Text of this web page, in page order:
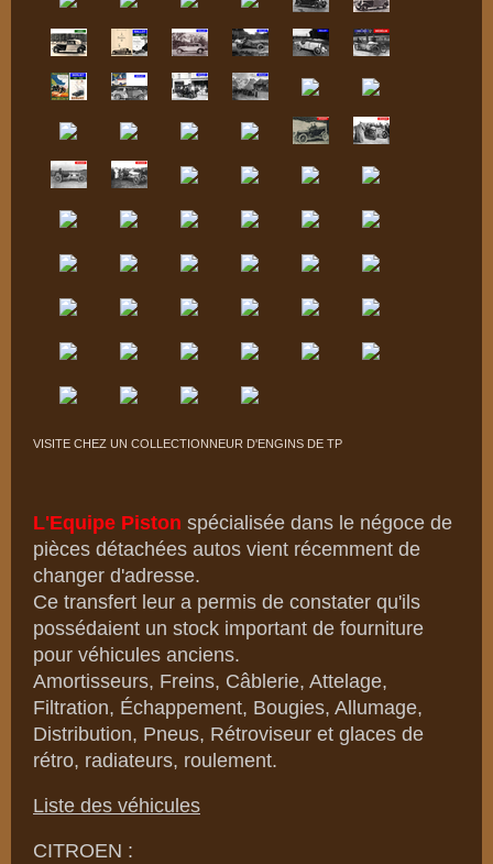
VISITE CHEZ UN COLLECTIONNEUR D'ENGINS DE TP
L'Equipe Piston spécialisée dans le négoce de
pièces détachées autos vient récemment de
changer d'adresse.
Ce transfert leur a permis de constater qu'ils
possédaient un stock important de fourniture
pour véhicules anciens.
Amortisseurs, Freins, Câblerie, Attelage,
Filtration, Échappement, Bougies, Allumage,
Distribution, Pneus, Rétroviseur et glaces de
rétro, radiateurs, roulement.
Liste des véhicules
CITROEN :